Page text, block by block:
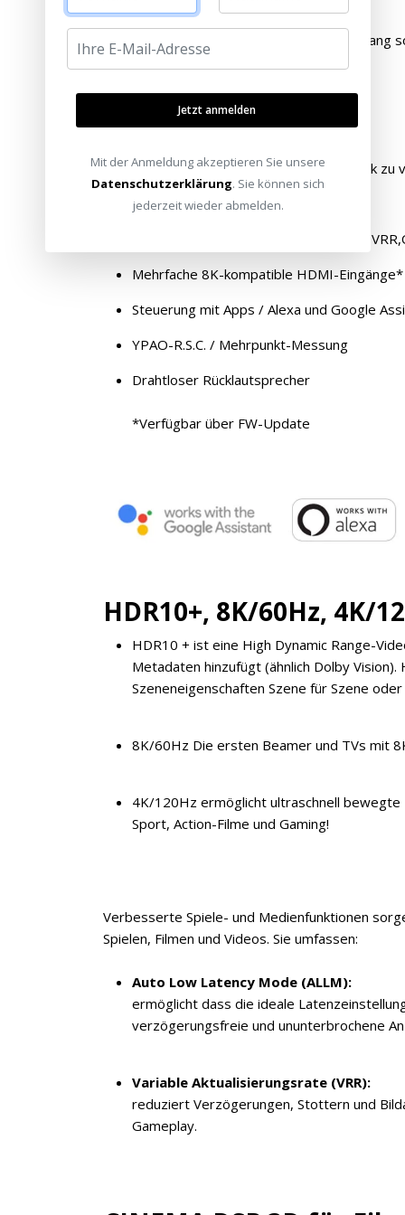
Mit kristallklaren Bildern und fesselndem Klang
Dolby Atmos mit Höhenvirtualisierer
CINEMA DSP 3D
Musik Enhancer um komprimierte Musik zu
HDR 10+, 8K/60 Hz und 4K/120 Hz*
Gaming-spezifische Funktionen
Mehrfache 8K-kompatible HDMI-Eingänge*
Steuerung mit Apps / Alexa und Google
YPAO-R.S.C. / Mehrpunkt-Messung
Drahtloser Rücklautsprecher
*Verfügbar über FW-Update
HDR10+, 8K/60Hz, 4K/
HDR10 + ist eine High Dynamic Range-
Metadaten hinzufügt (ähnlich Dolby
Szeneneigenschaften Szene für Szene
8K/60Hz Die ersten Beamer und TVs mit
4K/120Hz ermöglicht ultraschnell
Sport, Action-Filme und Gaming!
Verbesserte Spiele- und Medienfunktionen
Spielen, Filmen und Videos. Sie umfassen:
Auto Low Latency Mode (ALLM):
ermöglicht dass die ideale
verzögerungsfreie und ununterbrochene
Variable Aktualisierungsrate (VRR):
reduziert Verzögerungen, Stottern und
Gameplay.
Jetzt anmelden
Mit der Anmeldung akzeptieren Sie unsere
Datenschutzerklärung. Sie können sich
jederzeit wieder abmelden.